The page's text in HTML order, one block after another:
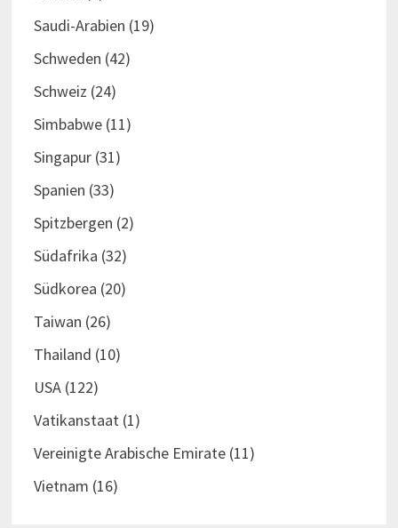
Saudi-Arabien (19)
Schweden (42)
Schweiz (24)
Simbabwe(11)
Singapur(31)
Spanien (33)
Spitzbergen (2)
Südafrika (32)
Südkorea (20)
Taiwan (26)
Thailand (10)
USA(122)
Vatikanstaat (1)
Vereinigte Arabische Emirate(11)
Vietnam (16)